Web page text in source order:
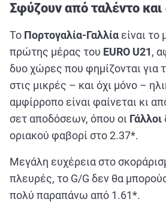
Σφύζουν από ταλέντο και
Το Πορτογαλία-Γαλλία είναι το
πρώτης μέρας του EURO U21,
δυο χώρες που φημίζονται για
στις μικρές – και όχι μόνο –
αμφίρροπο είναι φαίνεται κι
σετ αποδόσεων, όπου οι Γάλλοι
οριακού φαβορί στο 2.37*.
Μεγάλη ευχέρεια στο
πλευρές, το G/G δεν θα
πολύ παραπάνω από 1.61*.